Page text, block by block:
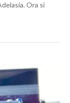
Ora si